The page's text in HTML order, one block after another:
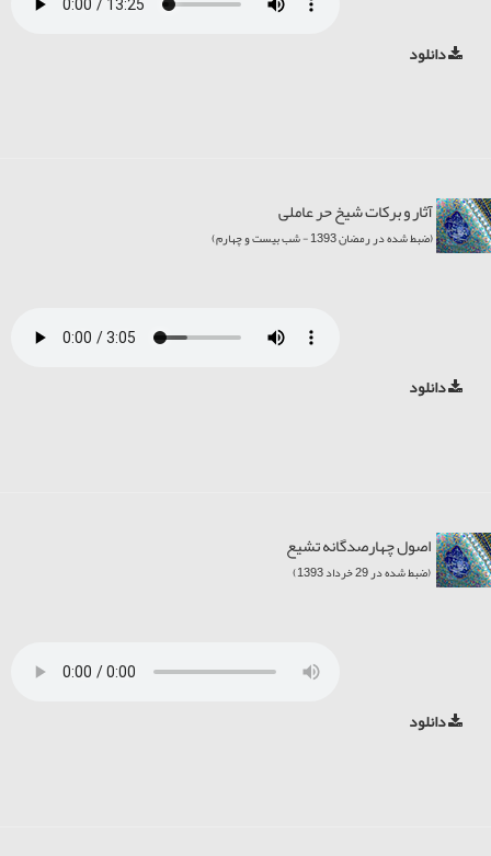
دانلود
آثار و برکات شیخ حر عاملی
(ضبط شده در رمضان 1393 - شب بیست و چهارم)
دانلود
اصول چهارصدگانه تشیع
(ضبط شده در 29 خرداد 1393)
دانلود